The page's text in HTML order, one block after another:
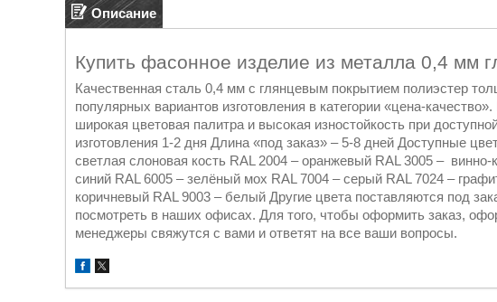
Описание
Купить фасонное изделие из металла 0,4 мм
Качественная сталь 0,4 мм с глянцевым покрытием полиэстер
популярных вариантов изготовления в категории «цена-
широкая цветовая палитра и высокая изностойкость при
изготовления 1-2 дня Длина «под заказ» – 5-8 дней Доступные
светлая слоновая кость RAL 2004 – оранжевый RAL 3005 –
синий RAL 6005 – зелёный мох RAL 7004 – серый RAL 7024 –
коричневый RAL 9003 – белый Другие цвета поставляются под
посмотреть в наших офисах. Для того, чтобы оформить заказ,
менеджеры свяжутся с вами и ответят на все ваши вопросы.